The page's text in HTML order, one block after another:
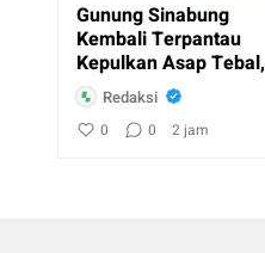
Gunung Sinabung
Kembali Terpantau
Kepulkan Asap Tebal,
Warga Diminta Tetap
Waspada
Redaksi
0 0 2 jam